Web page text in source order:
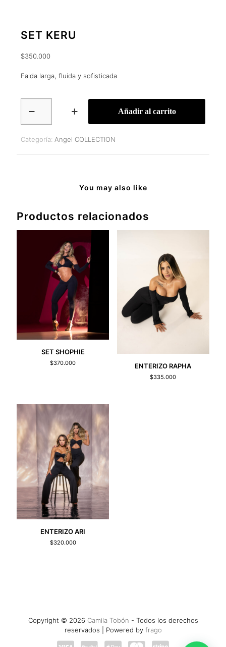
SET KERU
$350.000
Falda larga, fluida y sofisticada
KERU
Añadir al carrito
Categoría: Angel COLLECTION
You may also like
Productos relacionados
SET SHOPHIE
$370.000 ENTERIZO RAPHA
$335.000
ENTERIZO ARI
$320.000
Copyright © 2026 Camila Tobón - Todos los derechos
reservados | Powered by frago